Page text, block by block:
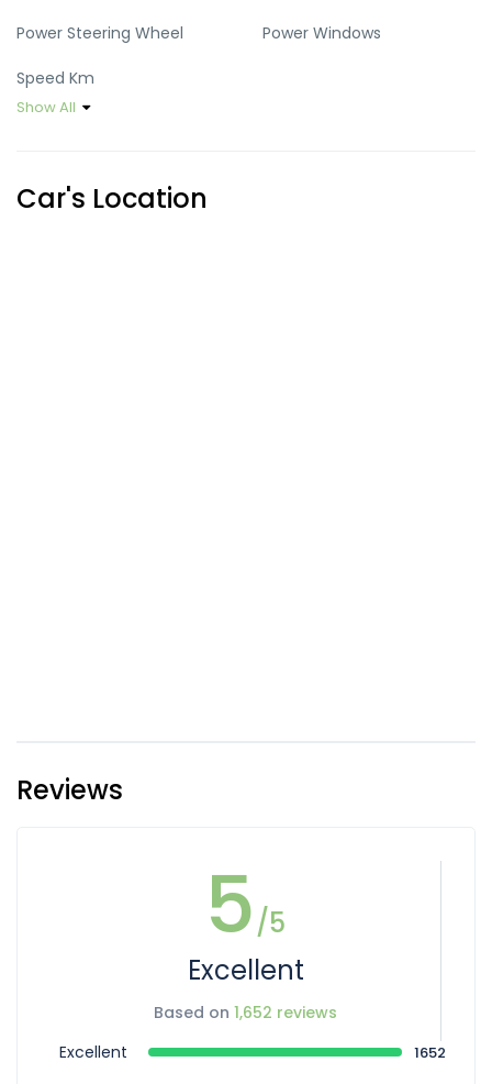
Power Steering Wheel Power Windows
Speed Km
Show All
Car's Location
Reviews
5/5
Excellent
Based on 1,652 reviews
Excellent
1652